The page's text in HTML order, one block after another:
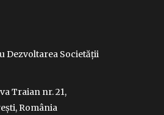
Dezvoltarea Societății
Traian nr. 21,
România